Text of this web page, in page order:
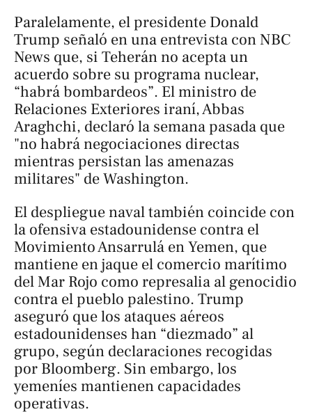
Paralelamente, el presidente Donald
Trump señaló en una entrevista con NBC
News que, si Teherán no acepta un
acuerdo sobre su programa nuclear,
“habrá bombardeos”. El ministro de
Relaciones Exteriores iraní, Abbas
Araghchi, declaró la semana pasada que
"no habrá negociaciones directas
mientras persistan las amenazas
militares" de Washington.
El despliegue naval también coincide con
la ofensiva estadounidense contra el
Movimiento Ansarrulá en Yemen, que
mantiene en jaque el comercio marítimo
del Mar Rojo como represalia al genocidio
contra el pueblo palestino. Trump
aseguró que los ataques aéreos
estadounidenses han “diezmado” al
grupo, según declaraciones recogidas
por Bloomberg. Sin embargo, los
yemeníes mantienen capacidades
operativas.